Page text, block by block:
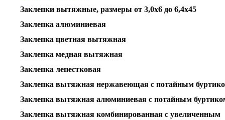
Заклепки вытяжные, размеры от 3,0х6 до 6,4х45
Заклепка алюминиевая
Заклепка цветная вытяжная
Заклепка медная вытяжная
Заклепка лепестковая
Заклепка вытяжная нержавеющая с потайным
Заклепка вытяжная алюминиевая с потайным
Заклепка вытяжная комбинированная с увеличенным